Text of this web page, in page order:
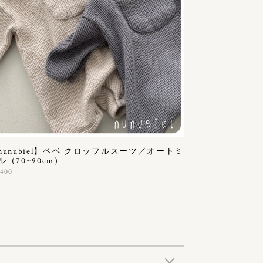
】ベベ クロッフルスーツ／オートミ
（70~90cm）